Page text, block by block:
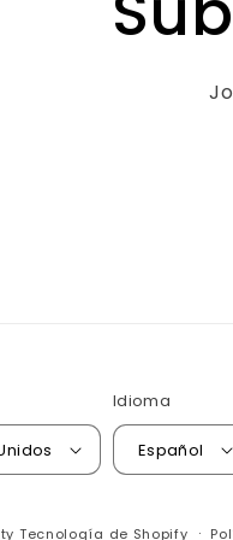
Unidos
Idioma
Español
Tecnología de Shopify